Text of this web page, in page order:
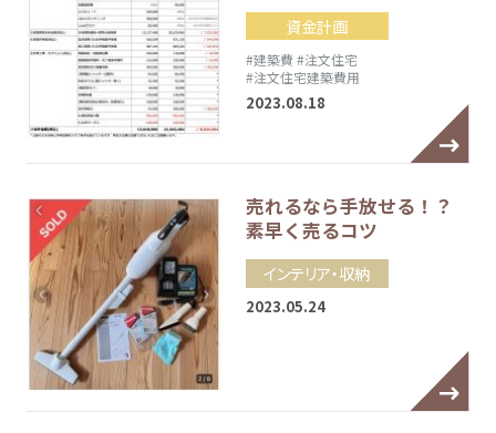
資金計画
#建築費 #注文住宅
#注文住宅建築費用
2023.08.18
売れるなら手放せる！？
素早く売るコツ
インテリア・収納
2023.05.24